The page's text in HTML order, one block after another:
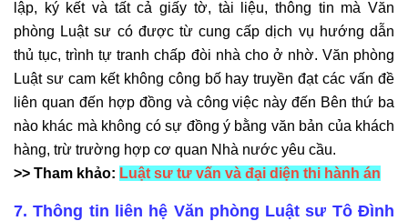
lập, ký kết và tất cả giấy tờ, tài liệu, thông tin mà Văn
phòng Luật sư có được từ cung cấp dịch vụ hướng dẫn
thủ tục, trình tự tranh chấp đòi nhà cho ở nhờ. Văn phòng
Luật sư cam kết không công bố hay truyền đạt các vấn đề
liên quan đến hợp đồng và công việc này đến Bên thứ ba
nào khác mà không có sự đồng ý bằng văn bản của khách
hàng, trừ trường hợp cơ quan Nhà nước yêu cầu.
>> Tham khảo: Luật sư tư vấn và đại diện thi hành án
7. Thông tin liên hệ Văn phòng Luật sư Tô Đình